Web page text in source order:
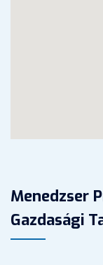
Menedzser
Gazdasági